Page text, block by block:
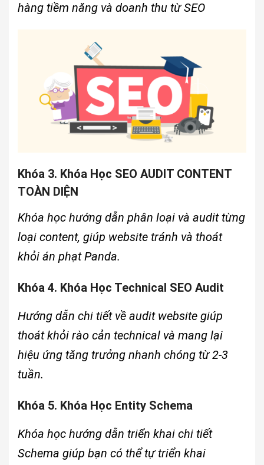
hàng tiềm năng và doanh thu từ SEO
Khóa 3. Khóa Học SEO AUDIT CONTENT
TOÀN DIỆN
Khóa học hướng dẫn phân loại và audit từng
loại content, giúp website tránh và thoát
khỏi án phạt Panda.
Khóa 4. Khóa Học Technical SEO Audit
Hướng dẫn chi tiết về audit website giúp
thoát khỏi rào cản technical và mang lại
hiệu ứng tăng trưởng nhanh chóng từ 2-3
tuần.
Khóa 5. Khóa Học Entity Schema
Khóa học hướng dẫn triển khai chi tiết
Schema giúp bạn có thể tự triển khai